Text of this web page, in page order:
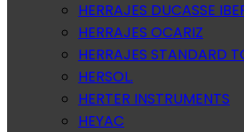
HERRAJES DUCASSE
HERRAJES OCARIZ
HERRAJES STANDARD
HERSOL.
HERTER INSTRUMENTS
HEYAC